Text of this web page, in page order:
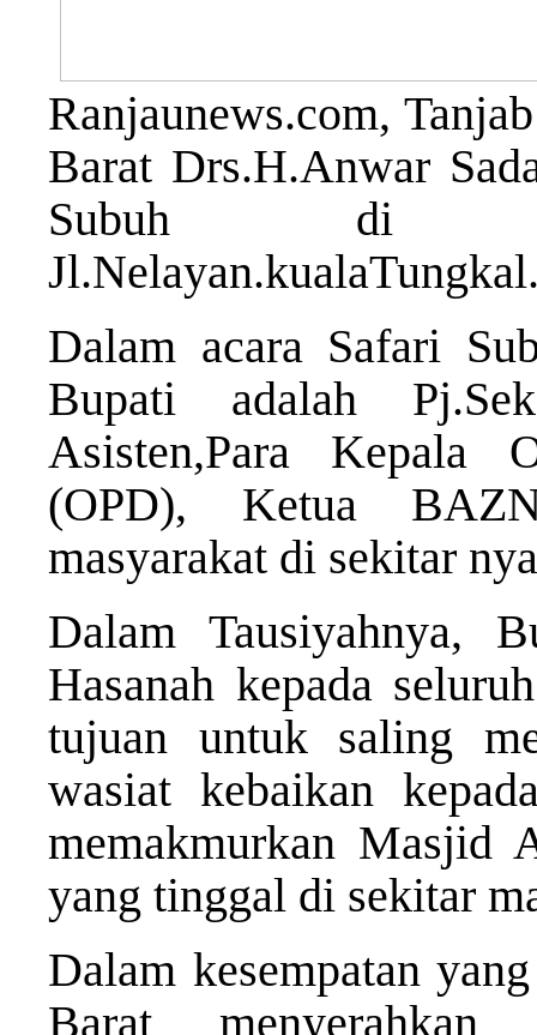
Ranjaunews.com,
Barat Drs.H.Anwar
Subuh di
Dalam acara Safari
Bupati adalah
Asisten,Para Kepala
(OPD), Ketua
masyarakat di sekitar
Dalam Tausiyahnya,
Hasanah kepada
tujuan untuk saling
wasiat kebaikan
memakmurkan Masjid
yang tinggal di sekitar
Dalam kesempatan
Barat